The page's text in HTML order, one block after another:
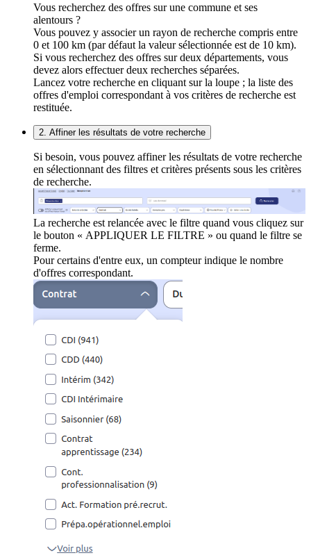
Vous recherchez des offres sur une commune et ses
alentours ?
Vous pouvez y associer un rayon de recherche compris entre
0 et 100 km (par défaut la valeur sélectionnée est de 10 km).
Si vous recherchez des offres sur deux départements, vous
devez alors effectuer deux recherches séparées.
Lancez votre recherche en cliquant sur la loupe ; la liste des
offres d'emploi correspondant à vos critères de recherche est
restituée.
2. Affiner les résultats de votre recherche
Si besoin, vous pouvez affiner les résultats de votre recherche
en sélectionnant des filtres et critères présents sous les critères
de recherche.
La recherche est relancée avec le filtre quand vous cliquez sur
le bouton « APPLIQUER LE FILTRE » ou quand le filtre se
ferme.
Pour certains d'entre eux, un compteur indique le nombre
d'offres correspondant.